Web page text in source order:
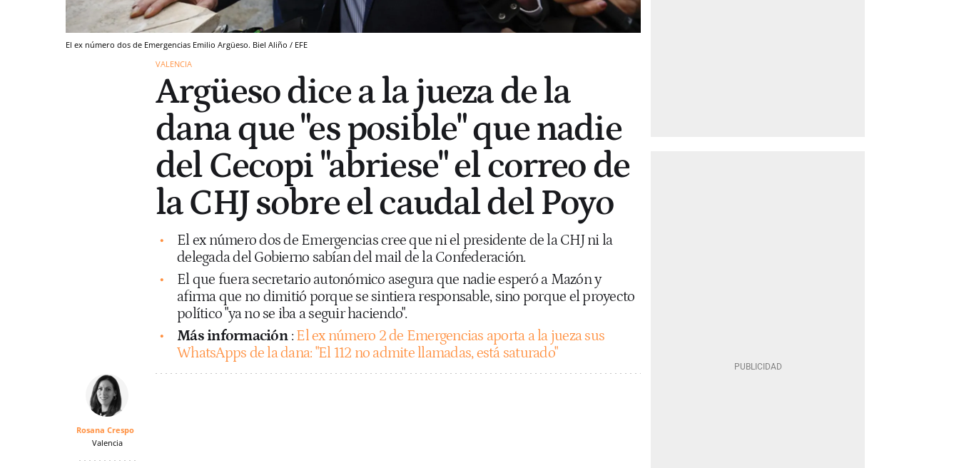
El ex número dos de Emergencias Emilio Argüeso. Biel Aliño / EFE
VALENCIA
Argüeso dice a la jueza de la
dana que "es posible" que nadie
del Cecopi "abriese" el correo de
la CHJ sobre el caudal del Poyo
El ex número dos de Emergencias cree que ni el presidente de la CHJ ni la
delegada del Gobierno sabían del mail de la Confederación.
El que fuera secretario autonómico asegura que nadie esperó a Mazón y
afirma que no dimitió porque se sintiera responsable, sino porque el proyecto
político "ya no se iba a seguir haciendo".
Más información : El ex número 2 de Emergencias aporta a la jueza sus
WhatsApps de la dana: "El 112 no admite llamadas, está saturado"
Rosana Crespo
Valencia